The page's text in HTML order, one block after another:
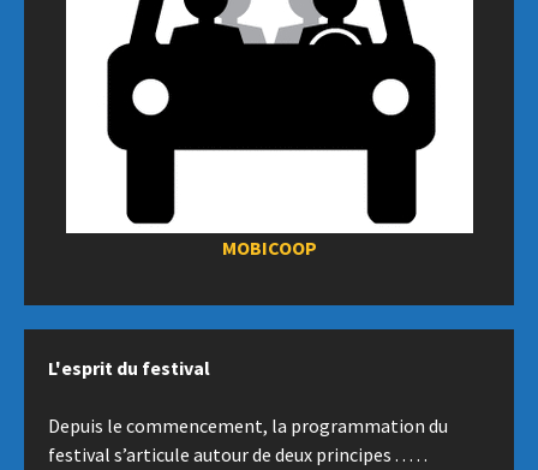
MOBICOOP
L'esprit du festival
Depuis le commencement, la programmation du
festival s’articule autour de deux principes . . . . .